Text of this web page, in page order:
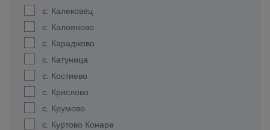
с. Калековец
с. Калояново
с. Караджово
с. Катуница
с. Костиево
с. Крислово
с. Крумово
с. Куртово Конаре